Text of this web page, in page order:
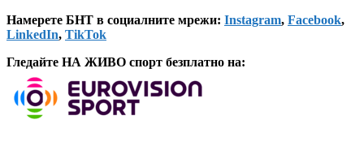
Намерете БНТ в социалните мрежи: Instagram, Facebook,
LinkedIn, TikTok
Гледайте НА ЖИВО спорт безплатно на: